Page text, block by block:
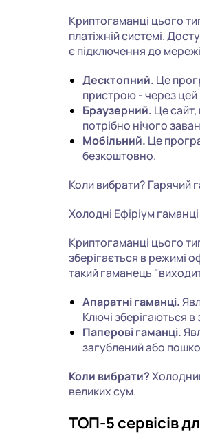
Криптогаманці цього
платіжній системі.
є підключення до
Десктопний. Це
пристрою - через
Браузерний. Це
потрібно нічого
Мобільний. Це
безкоштовно.
Коли вибрати? Гарячий
Холодні Ефіріум гаманці
Криптогаманці цього
зберігається в режимі
такий гаманець
Апаратні гаманці.
Ключі зберігаються в
Паперові гаманці.
загублений або
Коли вибрати?
великих сум.
ТОП-5 сервісів